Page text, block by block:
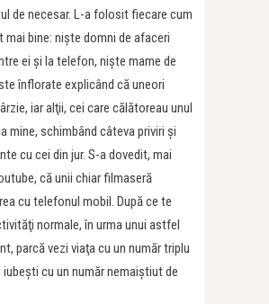
de necesar. L-a folosit fiecare cum
mai bine: nişte domni de afaceri
ei şi la telefon, nişte mame de
înflorate explicând că uneori
iar alţii, cei care călătoreau unul
mine, schimbând câteva priviri şi
cu cei din jur. S-a dovedit, mai
că unii chiar filmaseră
cu telefonul mobil. După ce te
normale, în urma unui astfel
parcă vezi viaţa cu un număr triplu
cu un număr nemaiştiut de